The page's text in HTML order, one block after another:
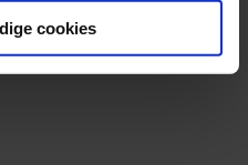
cookies
telefon 98 18 72 00, mobil